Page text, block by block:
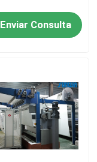
Enviar Consulta